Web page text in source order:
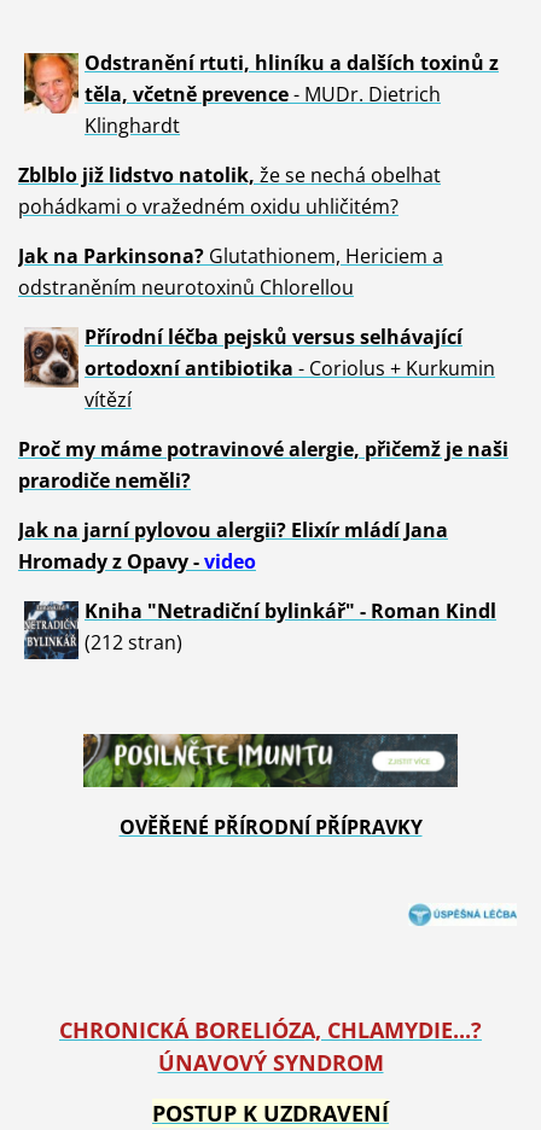
Odstranění rtuti, hliníku a dalších toxinů z
těla, včetně prevence- MUDr. Dietrich
Klinghardt
Zblblo již lidstvo natolik, že se nechá obelhat
pohádkami o vražedném oxidu uhličitém?
Jak na Parkinsona?Glutathionem, Hericiem a
odstraněním neurotoxinů Chlorellou
Přírodní léčba pejsků versus selhávající
ortodoxní antibiotika - Coriolus + Kurkumin
vítězí
Proč my máme potravinové alergie, přičemž je naši
prarodiče neměli?
Jak na jarní pylovou alergii? Elixír mládí Jana
Hromady z Opavy -video
Kniha "Netradiční bylinkář" - Roman Kindl
(212 stran)
OVĚŘENÉ PŘÍRODNÍ PŘÍPRAVKY
CHRONICKÁ BORELIÓZA, CHLAMYDIE...?
ÚNAVOVÝ SYNDROM
POSTUP K UZDRAVENÍ